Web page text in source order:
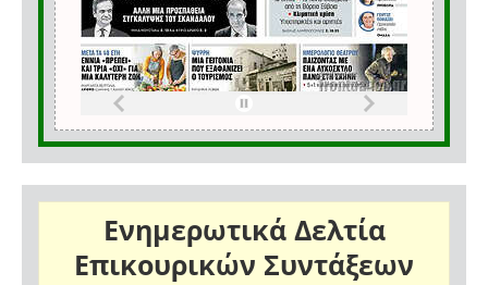
Ενημερωτικά Δελτία
Επικουρικών Συντάξεων